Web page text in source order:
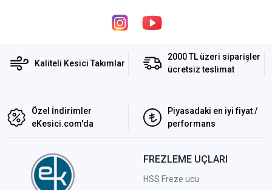
Kaliteli Kesici Takımlar
2000 TL üzeri siparişler
ücretsiz teslimat
Özel İndirimler
eKesici.com'da
Piyasadaki en iyi fiyat /
performans
FREZLEME UÇLARI
HSS Freze ucu